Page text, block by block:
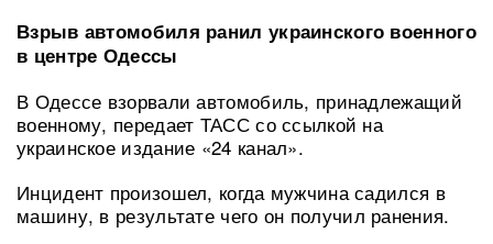
Взрыв автомобиля ранил украинского военного
в центре Одессы
В Одессе взорвали автомобиль, принадлежащий
военному, передает ТАСС со ссылкой на
украинское издание «24 канал».
Инцидент произошел, когда мужчина садился в
машину, в результате чего он получил ранения.